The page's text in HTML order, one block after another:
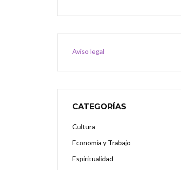
Aviso legal
CATEGORÍAS
Cultura
Economía y Trabajo
Espiritualidad